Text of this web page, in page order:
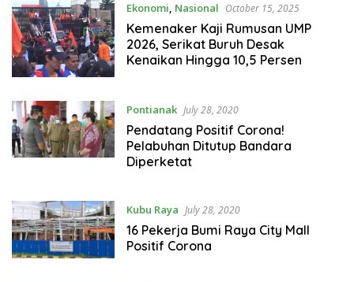
Ekonomi, Nasional October 15, 2025
Kemenaker Kaji Rumusan UMP
2026, Serikat Buruh Desak
Kenaikan Hingga 10,5 Persen
Pontianak July 28, 2020
Pendatang Positif Corona!
Pelabuhan Ditutup Bandara
Diperketat
Kubu Raya July 28, 2020
16 Pekerja Bumi Raya City Mall
Positif Corona